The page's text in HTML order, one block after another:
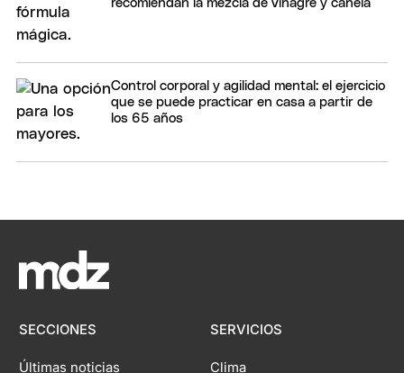
recomiendan la mezcla de vinagre y canela
Control corporal y agilidad mental: el ejercicio
que se puede practicar en casa a partir de
los 65 años
SECCIONES
Últimas noticias
SERVICIOS
Clima